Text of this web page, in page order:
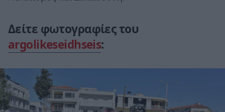
Δείτε φωτογραφίες του
argolikeseidhseis: